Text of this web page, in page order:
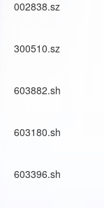
002838.sz
300510.sz
603882.sh
603180.sh
603396.sh